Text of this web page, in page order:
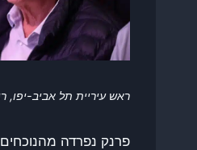
ראש עיריית תל אביב-יפו, רון
פרנק נפרדה